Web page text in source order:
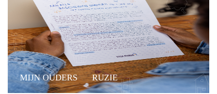
MIJN OUDERS RUZIE